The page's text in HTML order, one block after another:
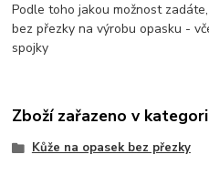
Podle toho jakou možnost
bez přezky na výrobu opasku -
spojky
Zboží zařazeno v
Kůže na opasek bez přezky